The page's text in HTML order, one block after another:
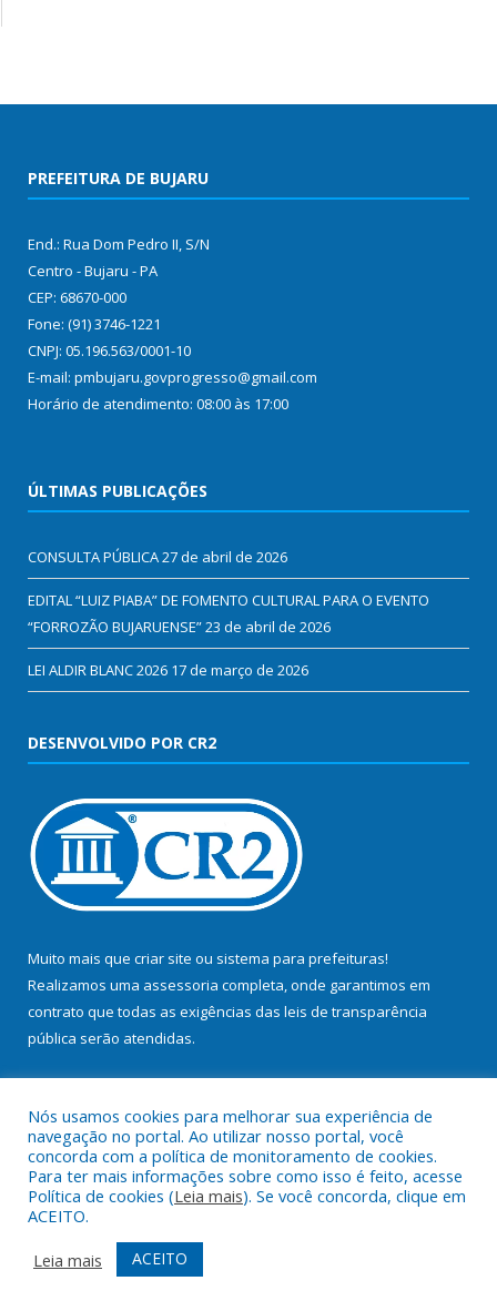
PREFEITURA DE BUJARU
End.: Rua Dom Pedro II, S/N
Centro - Bujaru - PA
CEP: 68670-000
Fone: (91) 3746-1221
CNPJ: 05.196.563/0001-10
E-mail: pmbujaru.govprogresso@gmail.com
Horário de atendimento: 08:00 às 17:00
ÚLTIMAS PUBLICAÇÕES
CONSULTA PÚBLICA27 de abril de 2026
EDITAL “LUIZ PIABA” DE FOMENTO CULTURAL PARA O EVENTO
“FORROZÃO BUJARUENSE”23 de abril de 2026
LEI ALDIR BLANC 2026 17 de março de 2026
DESENVOLVIDO POR CR2
Muito mais que criar site ou sistema para prefeituras!
Realizamos uma assessoria completa, onde garantimos em
contrato que todas as exigências das leis de transparência
pública serão atendidas.
Todos os direitos reservados a Prefeitura Municipal de Bujaru.
Mapa do Site
Acessar Área Administrativa
Acessar Webmail
Nós usamos cookies para melhorar sua experiência de
navegação no portal. Ao utilizar nosso portal, você
concorda com a política de monitoramento de cookies.
Para ter mais informações sobre como isso é feito, acesse
Política de cookies (Leia mais). Se você concorda, clique em
ACEITO.
Leia mais
ACEITO